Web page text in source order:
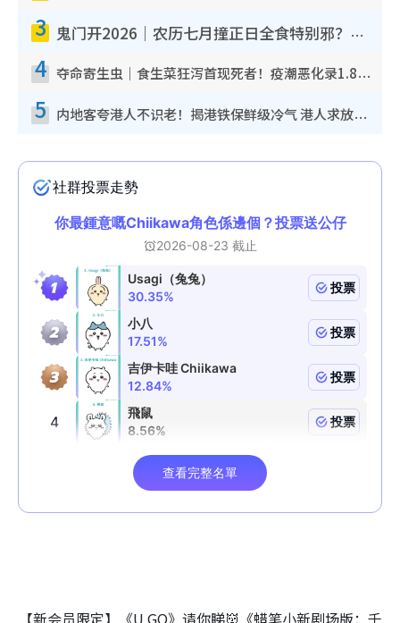
3 鬼门开2026｜农历七月撞正日全食特别邪？专家警告切忌做一事！揭4大禁忌+2招保平安
4 夺命寄生虫｜食生菜狂泻首现死者！疫潮恶化录1.8万宗病例 揭洗菜3大谬误
5 内地客夸港人不识老！揭港铁保鲜级冷气 港人求放过：别投诉